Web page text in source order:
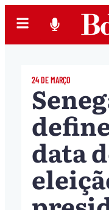
24 DE MARÇO
data